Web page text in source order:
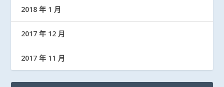
2018 年 1 月
2017 年 12 月
2017 年 11 月